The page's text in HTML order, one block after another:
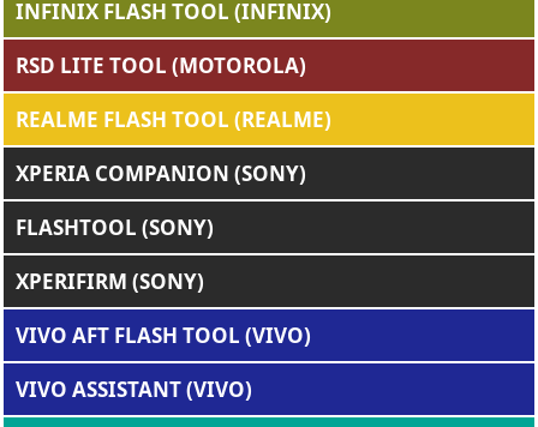
INFINIX FLASH TOOL (INFINIX)
RSD LITE TOOL (MOTOROLA)
REALME FLASH TOOL (REALME)
XPERIA COMPANION (SONY)
FLASHTOOL (SONY)
XPERIFIRM (SONY)
VIVO AFT FLASH TOOL (VIVO)
VIVO ASSISTANT (VIVO)